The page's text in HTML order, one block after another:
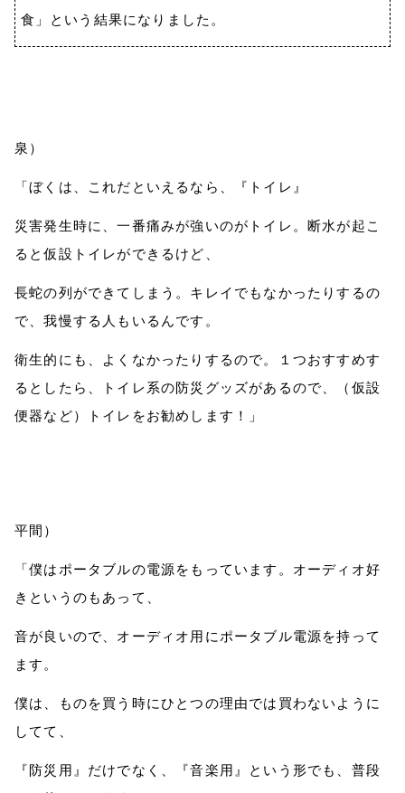
食」という結果になりました。
泉）
「ぼくは、これだといえるなら、『トイレ』
災害発生時に、一番痛みが強いのがトイレ。断水が起こ
ると仮設トイレができるけど、
長蛇の列ができてしまう。キレイでもなかったりするの
で、我慢する人もいるんです。
衛生的にも、よくなかったりするので。１つおすすめす
るとしたら、トイレ系の防災グッズがあるので、（仮設
便器など）トイレをお勧めします！」
平間）
「僕はポータブルの電源をもっています。オーディオ好
きというのもあって、
音が良いので、オーディオ用にポータブル電源を持って
ます。
僕は、ものを買う時にひとつの理由では買わないように
してて、
『防災用』だけでなく、『音楽用』という形でも、普段